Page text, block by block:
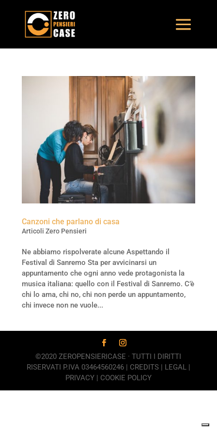
Canzoni che parlano di casa
Articoli Zero Pensieri
Ne abbiamo rispolverate alcune Aspettando il
Festival di Sanremo Sta per avvicinarsi un
appuntamento che ogni anno vede protagonista la
musica italiana: quello con il Festival di Sanremo. C’è
chi lo ama, chi no, chi non perde un appuntamento,
chi invece non ne vuole...
©2020 ZEROPENSIERICASE · TUTTI I DIRITTI
RISERVATI P.IVA 03464560246 | CREDITS| LEGAL|
PRIVACY| COOKIE POLICY